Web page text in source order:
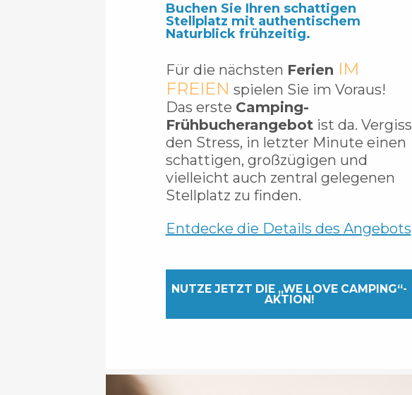
Buchen Sie Ihren schattigen
Stellplatz mit authentischem
Naturblick frühzeitig.
Für die nächsten Ferien IM
FREIEN spielen Sie im Voraus!
Das erste Camping-
Frühbucherangebotist da. Vergiss
den Stress, in letzter Minute einen
schattigen, großzügigen und
vielleicht auch zentral gelegenen
Stellplatz zu finden.
Entdecke die Details des Angebots
NUTZE JETZT DIE „WE LOVE CAMPING“-
AKTION!